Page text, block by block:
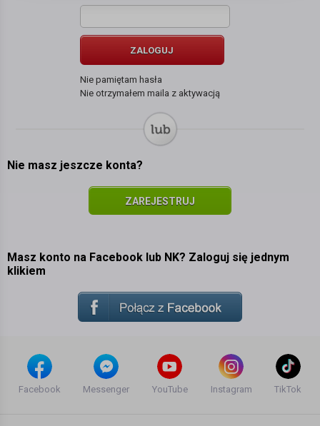
ZALOGUJ
Nie pamiętam hasła
Nie otrzymałem maila z aktywacją
Nie masz jeszcze konta?
ZAREJESTRUJ
Masz konto na Facebook lub NK? Zaloguj się jednym
klikiem
Facebook Messenger YouTube Instagram TikTok